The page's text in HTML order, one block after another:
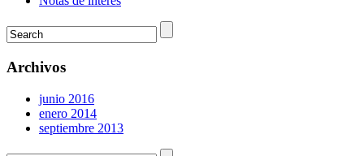
Archivos
junio 2016
enero 2014
septiembre 2013